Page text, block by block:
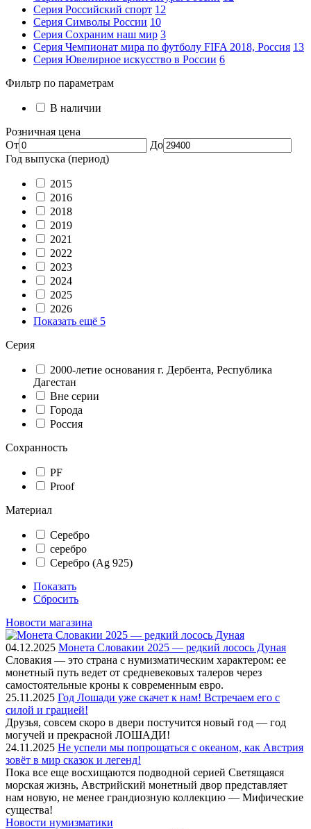
Серия Российский спорт 12
Серия Символы России 10
Серия Сохраним наш мир 3
Серия Чемпионат мира по футболу FIFA 2018, Россия 13
Серия Ювелирное искусство в России 6
Фильтр по параметрам
В наличии
Розничная цена
От
До
Год выпуска (период)
2015
2016
2018
2019
2021
2022
2023
2024
2025
2026
Показать ещё 5
Серия
2000-летие основания г. Дербента, Республика
Дагестан
Вне серии
Города
Россия
Сохранность
PF
Proof
Материал
Серебро
серебро
Серебро (Ag 925)
Показать
Сбросить
Новости магазина
04.12.2025 Монета Словакии 2025 — редкий лосось Дуная
Словакия — это страна с нумизматическим характером: ее
монетный путь ведет от средневековых талеров через
самостоятельные кроны к современным евро.
25.11.2025 Год Лошади уже скачет к нам! Встречаем его с
силой и грацией!
Друзья, совсем скоро в двери постучится новый год — год
могучей и прекрасной ЛОШАДИ!
24.11.2025 Не успели мы попрощаться с океаном, как Австрия
зовёт в мир сказок и легенд!
Пока все еще восхищаются подводной серией Светящаяся
морская жизнь, Австрийский монетный двор представляет
нам новую, не менее грандиозную коллекцию — Мифические
существа!
Новости нумизматики